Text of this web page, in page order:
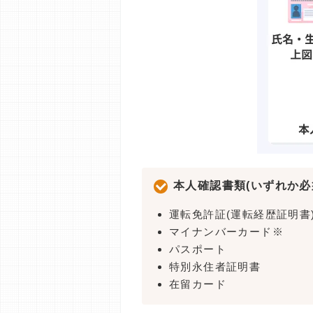
本人確認書類(いずれか
運転免許証(運転経歴証明
マイナンバーカード※
パスポート
特別永住者証明書
在留カード